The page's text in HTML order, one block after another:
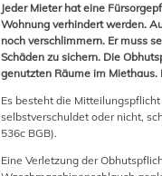
Jeder Mieter hat eine
Wohnung verhindert werden.
noch verschlimmern. Er muss
Schäden zu sichern. Die
genutzten Räume im
Es besteht die
selbstverschuldet oder nicht,
536c BGB).
Eine Verletzung der